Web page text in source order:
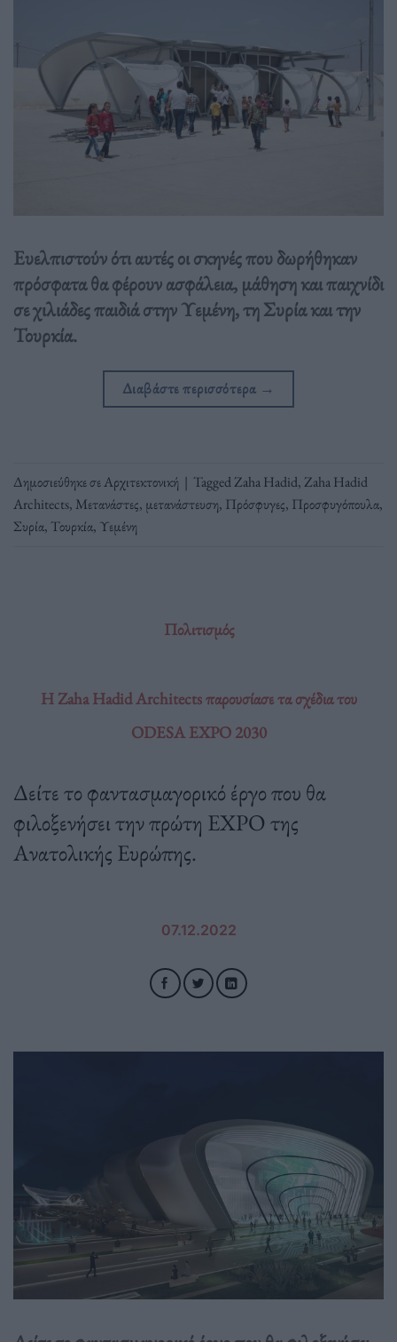
Ευελπιστούν ότι αυτές οι σκηνές που δωρήθηκαν
πρόσφατα θα φέρουν ασφάλεια, μάθηση και παιχνίδι
σε χιλιάδες παιδιά στην Υεμένη, τη Συρία και την
Τουρκία.
Διαβάστε περισσότερα →
Δημοσιεύθηκε σεΑρχιτεκτονική | TaggedZaha Hadid,Zaha Hadid
Architects, Μετανάστες, μετανάστευση, Πρόσφυγες, Προσφυγόπουλα,
Συρία, Τουρκία, Υεμένη
Πολιτισμός
H Zaha Hadid Architects παρουσίασε τα σχέδια του
ODESA EXPO 2030
Δείτε το φαντασμαγορικό έργο που θα
φιλοξενήσει την πρώτη EXPO της
Ανατολικής Ευρώπης.
07.12.2022